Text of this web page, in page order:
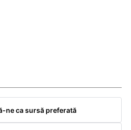
ne ca sursă preferată